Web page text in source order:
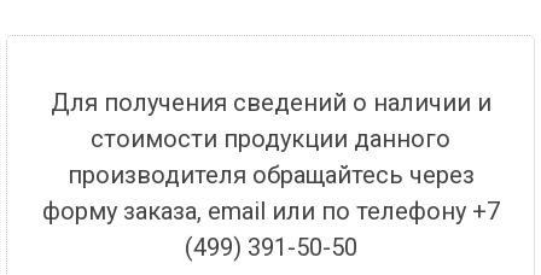
Для получения сведений о наличии и
стоимости продукции данного
производителя обращайтесь через
форму заказа, email или по телефону +7
(499) 391-50-50